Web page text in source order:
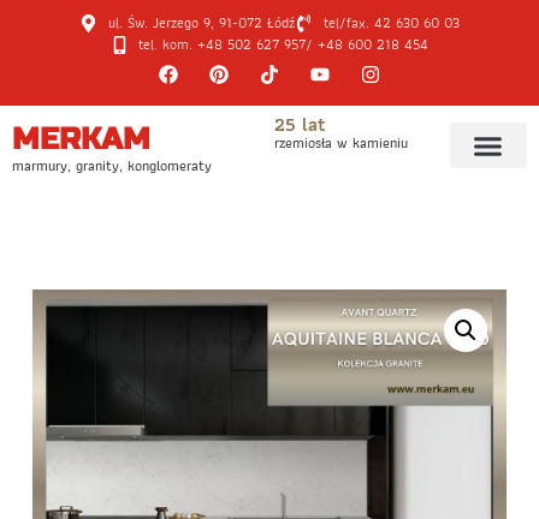
ul. Św. Jerzego 9, 91-072 Łódź
tel/fax. 42 630 60 03
tel. kom. +48 502 627 957/ +48 600 218 454
MERKAM
marmury, granity, konglomeraty
25 lat
rzemiosła w kamieniu